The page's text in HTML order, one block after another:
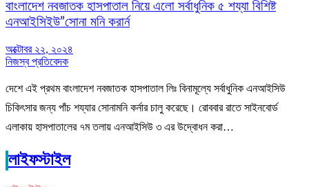
বাংলাদেশ নবজাতক হাসপাতাল নিয়ে এলো সর্বাধুনিক ৫ শয্যা বিশিষ্ট
এনআইসিইউ”সোনা মনি করার্ন
অক্টোবর ২২, ২০২৪
নিজস্ব প্রতিবেদক
দেশে এই প্রথম বাংলাদেশ নবজাতক হাসপাতাল লিঃ বিনামূল্যে সর্বাধুনিক এনআইসিউ
চিকিৎসার জন্য পাঁচ শয্যার সোনামনি কর্নার চালু করেছে। রোববার রাতে সাইনবোর্ড
এলাকায় হাসপাতালের ৭ম তলায় এনআইসিউ ৩ এর উদ্বোধন করা…
লাইফস্টাইল